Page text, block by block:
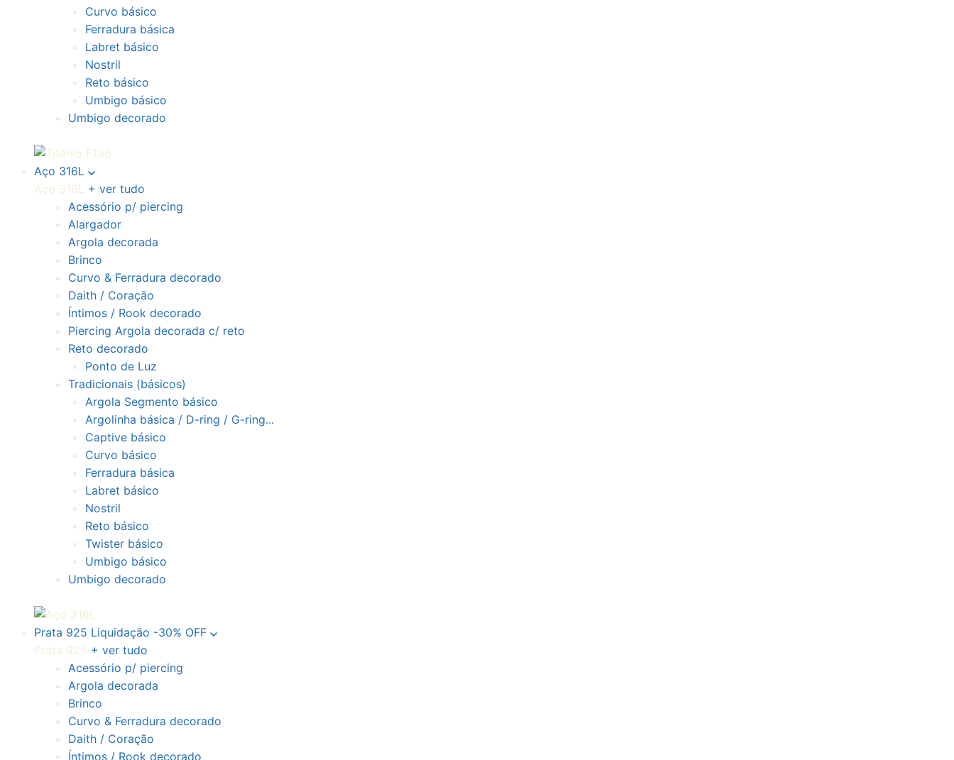
Curvo básico
Ferradura básica
Labret básico
Nostril
Reto básico
Umbigo básico
Umbigo decorado
Aço 316L
Aço 316L + ver tudo
Acessório p/ piercing
Alargador
Argola decorada
Brinco
Curvo & Ferradura decorado
Daith / Coração
Íntimos / Rook decorado
Piercing Argola decorada c/ reto
Reto decorado
Ponto de Luz
Tradicionais (básicos)
Argola Segmento básico
Argolinha básica / D-ring / G-ring...
Captive básico
Curvo básico
Ferradura básica
Labret básico
Nostril
Reto básico
Twister básico
Umbigo básico
Umbigo decorado
Prata 925 Liquidação -30% OFF
Prata 925 + ver tudo
Acessório p/ piercing
Argola decorada
Brinco
Curvo & Ferradura decorado
Daith / Coração
Íntimos / Rook decorado